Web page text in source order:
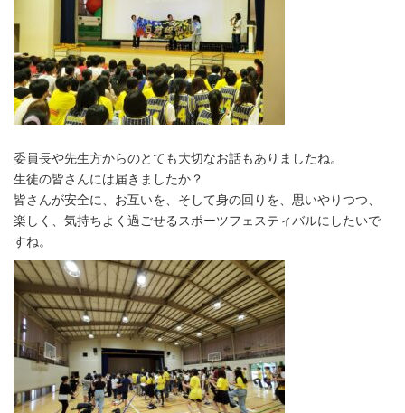
委員長や先生方からのとても大切なお話もありましたね。
生徒の皆さんには届きましたか？
皆さんが安全に、お互いを、そして身の回りを、思いやりつつ、
楽しく、気持ちよく過ごせるスポーツフェスティバルにしたいで
すね。